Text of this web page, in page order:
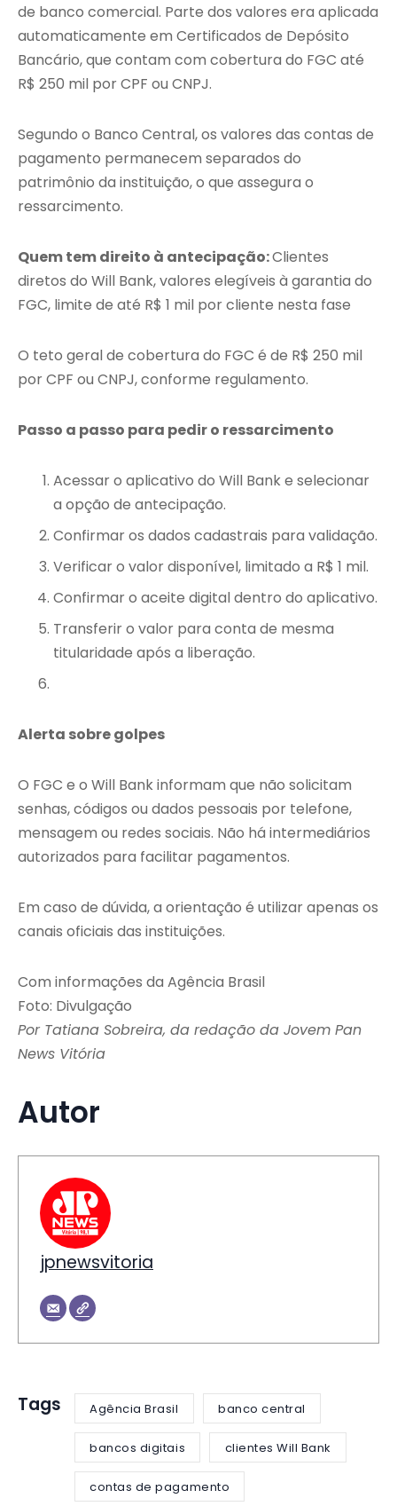
de banco comercial. Parte dos valores era aplicada
automaticamente em Certificados de Depósito
Bancário, que contam com cobertura do FGC até
R$ 250 mil por CPF ou CNPJ.
Segundo o Banco Central, os valores das contas de
pagamento permanecem separados do
patrimônio da instituição, o que assegura o
ressarcimento.
Quem tem direito à antecipação:Clientes
diretos do Will Bank, valores elegíveis à garantia do
FGC, limite de até R$ 1 mil por cliente nesta fase
O teto geral de cobertura do FGC é de R$ 250 mil
por CPF ou CNPJ, conforme regulamento.
Passo a passo para pedir o ressarcimento
Acessar o aplicativo do Will Bank e selecionar
a opção de antecipação.
Confirmar os dados cadastrais para validação.
Verificar o valor disponível, limitado a R$ 1 mil.
Confirmar o aceite digital dentro do aplicativo.
Transferir o valor para conta de mesma
titularidade após a liberação.
Alerta sobre golpes
O FGC e o Will Bank informam que não solicitam
senhas, códigos ou dados pessoais por telefone,
mensagem ou redes sociais. Não há intermediários
autorizados para facilitar pagamentos.
Em caso de dúvida, a orientação é utilizar apenas os
canais oficiais das instituições.
Com informações da Agência Brasil
Foto: Divulgação
Por Tatiana Sobreira, da redação da Jovem Pan
News Vitória
Autor
jpnewsvitoria
Tags Agência Brasil banco central
bancos digitais clientes Will Bank
contas de pagamento